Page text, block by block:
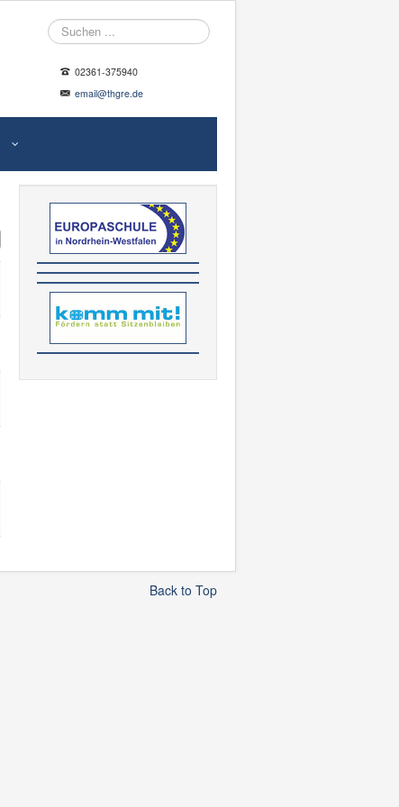
Suche
02361-375940
email@thgre.de
Back to Top